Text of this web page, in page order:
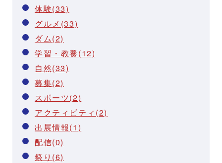
体験(33)
グルメ(33)
ダム(2)
学習・教養(12)
自然(33)
募集(2)
スポーツ(2)
アクティビティ(2)
出展情報(1)
配信(0)
祭り(6)